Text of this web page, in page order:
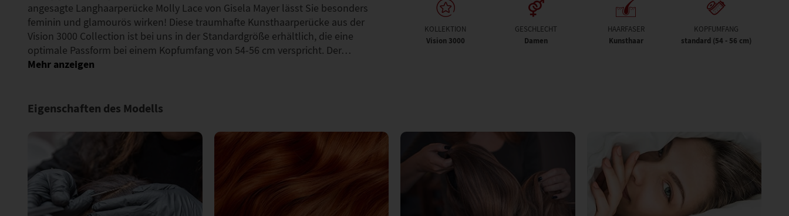
KOLLEKTION
Vision 3000
GESCHLECHT
Damen
HAARFASER
Kunsthaar
KOPFUMFANG
standard (54 - 56 cm)
angesagte Langhaarperücke Molly Lace von Gisela Mayer lässt Sie besonders
feminin und glamourös wirken! Diese traumhafte Kunsthaarperücke aus der
Vision 3000 Collection ist bei uns in der Standardgröße erhältlich, die eine
optimale Passform bei einem Kopfumfang von 54-56 cm verspricht. Der…
Eigenschaften des Modells